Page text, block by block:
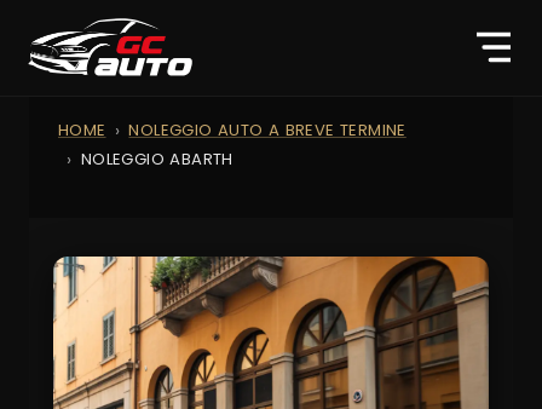
HOME
NOLEGGIO AUTO A BREVE TERMINE
NOLEGGIO ABARTH